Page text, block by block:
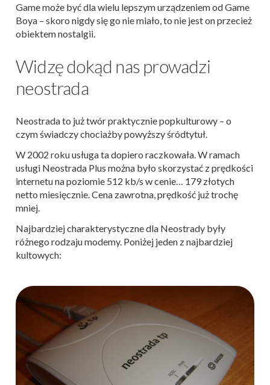
Game może być dla wielu lepszym urządzeniem od Game
Boya – skoro nigdy się go nie miało, to nie jest on przecież
obiektem nostalgii.
Widzę dokąd nas prowadzi
neostrada
Neostrada to już twór praktycznie popkulturowy – o
czym świadczy chociażby powyższy śródtytuł.
W 2002 roku usługa ta dopiero raczkowała. W ramach
usługi Neostrada Plus można było skorzystać z prędkości
internetu na poziomie 512 kb/s w cenie… 179 złotych
netto miesięcznie. Cena zawrotna, prędkość już trochę
mniej.
Najbardziej charakterystyczne dla Neostrady były
różnego rodzaju modemy. Poniżej jeden z najbardziej
kultowych: